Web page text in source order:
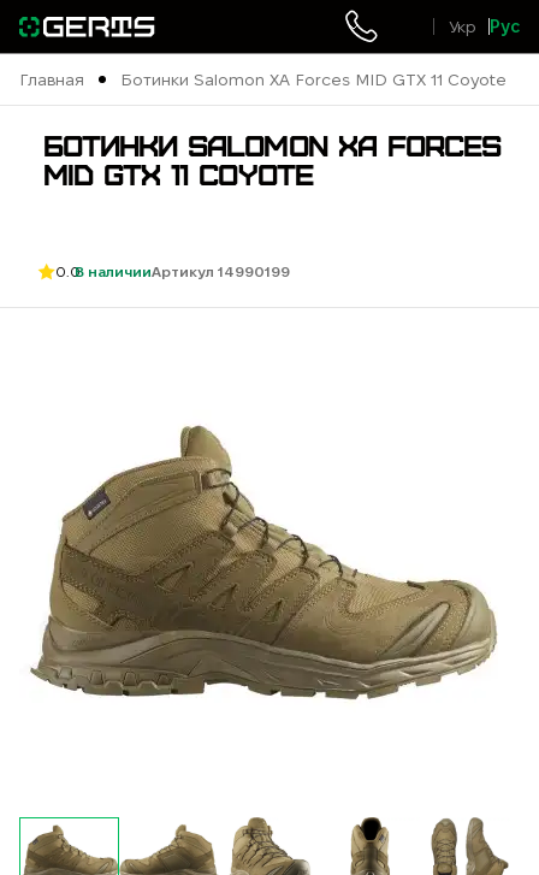
Укр Рус
Главная Ботинки Salomon XA Forces MID GTX 11 Coyote
БОТИНКИ SALOMON XA FORCES
MID GTX 11 COYOTE
0.0В наличииАртикул 14990199